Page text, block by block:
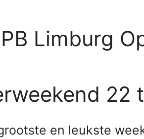
Limburg
22
en leukste